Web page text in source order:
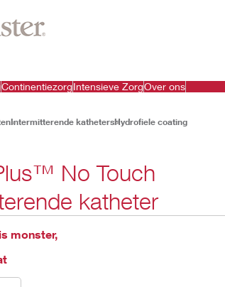
ContinentiezorgIntensieve ZorgOver ons
Intermitterende kathetersHydrofiele coating
No Touch
katheter
monster,